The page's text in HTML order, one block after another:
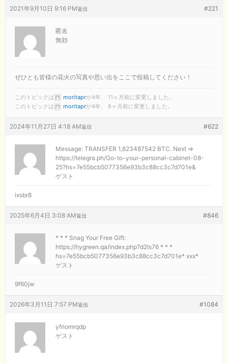
2021年9月10日 9:16 PM #221
返信
匿名
無効
ぜひとも皆様の花火の写真や思い出をここで投稿してください！
このトピックは moritaprが4年、 11ヶ月前に変更しました。
このトピックは
moritaprが4年、 8ヶ月前に変更しました。
2024年11月27日 4:18 AM #622
返信
Message: TRANSFER 1,823487542 BTC. Next =>
https://telegra.ph/Go-to-your-personal-cabinet-08-
25?hs=7e55bcb5077356e93b3c88cc3c7d701e&
ゲスト
ixsbr8
2025年6月4日 3:08 AM #846
返信
* * * Snag Your Free Gift:
https://hygreen.qa/index.php?d2ls76 * * *
hs=7e55bcb5077356e93b3c88cc3c7d701e* ххх*
ゲスト
9f60jw
2026年3月11日 7:57 PM #1084
返信
yfriomrqdp
ゲスト